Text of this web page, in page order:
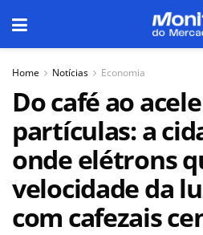
Home Notícias Economia
Do café ao
partículas: a
onde elétrons
velocidade da
com cafezais